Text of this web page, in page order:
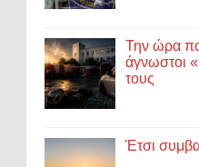
Την ώρα
άγνωστοι
τους
Έτσι